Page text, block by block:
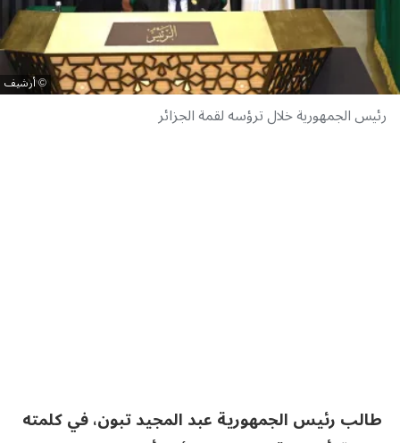
أرشيف
رئيس الجمهورية خلال ترؤسه لقمة الجزائر
طالب رئيس الجمهورية عبد المجيد تبون، في كلمته